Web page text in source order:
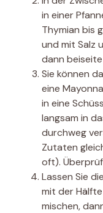
in einer
Thymian bis
und mit Salz
dann
Sie können
eine
in eine
langsam in
durchweg
Zutaten
oft).
Lassen Sie
mit der
mischen,